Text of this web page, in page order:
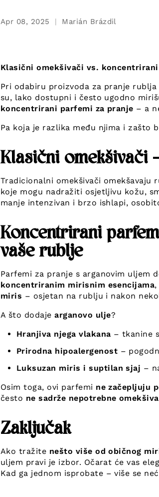
Apr 08, 2025 Marián Brázdil
Klasični omekšivači vs.
Pri odabiru proizvoda za pranje
su, lako dostupni i često ugodno
koncentrirani parfemi za pranje – a
Pa koja je razlika među njima i zašto
Klasični omekšivači
Tradicionalni omekšivači omekšavaju
koje mogu nadražiti osjetljivu kožu,
manje intenzivan i brzo ishlapi,
Koncentrirani
vaše rublje
Parfemi za pranje s arganovim uljem
koncentriranim mirisnim esencijama
miris – osjetan na rublju i nakon
A što dodajearganovo ulje?
Hranjiva njega vlakana – tkanine
Prirodna hipoalergenost –
Luksuzan miris i suptilan sjaj –
Osim toga, ovi parfemi ne začepljuju
često ne sadrže nepotrebne
Zaključak
Ako tražite nešto više od običnog
uljem pravi je izbor. Očarat će vas
Kad ga jednom isprobate – više se